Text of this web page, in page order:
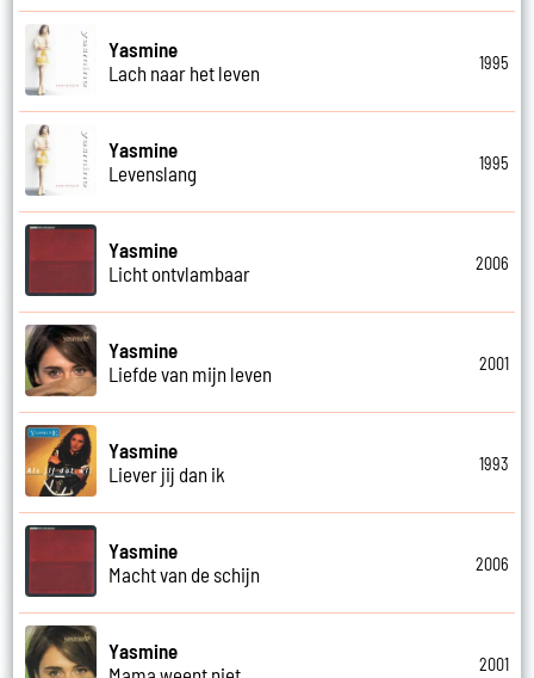
Yasmine
Lach naar het leven
1995
Yasmine
Levenslang
1995
Yasmine
Licht ontvlambaar
2006
Yasmine
Liefde van mijn leven
2001
Yasmine
Liever jij dan ik
1993
Yasmine
Macht van de schijn
2006
Yasmine
2001